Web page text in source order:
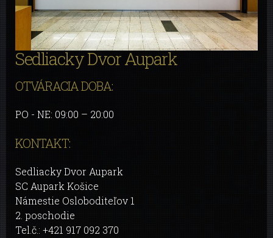
Sedliacky Dvor Aupark
OTVÁRACIA DOBA:
PO - NE: 09:00 – 20:00
KONTAKT:
Sedliacky Dvor Aupark
SC Aupark Košice
Námestie Osloboditeľov 1
2. poschodie
Tel.č.: +421 917 092 370